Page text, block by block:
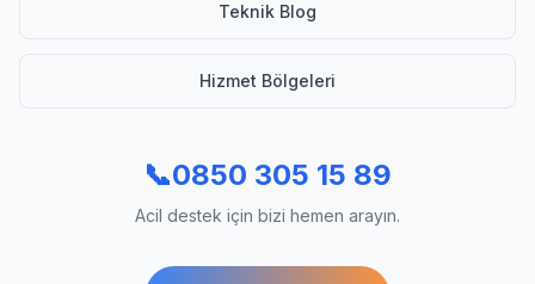
Teknik Blog
Hizmet Bölgeleri
📞0850 305 15 89
Acil destek için bizi hemen arayın.